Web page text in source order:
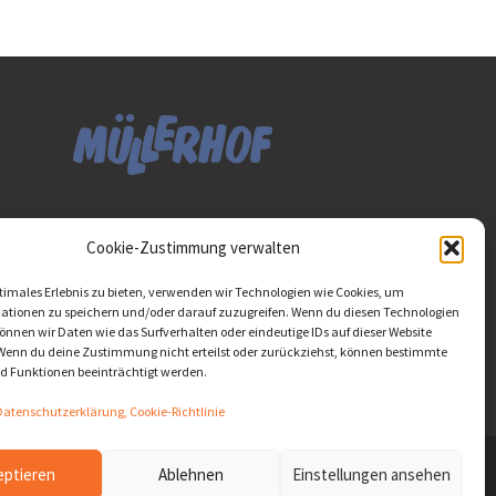
Cookie-Zustimmung verwalten
Erlebnis zu bieten, verwenden wir Technologien wie Cookies, um
zu speichern und/oder darauf zuzugreifen. Wenn du diesen Technologien
wir Daten wie das Surfverhalten oder eindeutige IDs auf dieser Website
du deine Zustimmung nicht erteilst oder zurückziehst, können bestimmte
Funktionen beeinträchtigt werden.
Cookie-Richtlinie
Ablehnen Einstellungen ansehen
Diese Website ist als Teil
lassen - Raum geben"
>>>